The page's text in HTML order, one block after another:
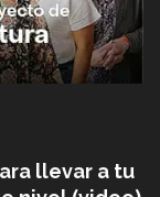
llevar a tu